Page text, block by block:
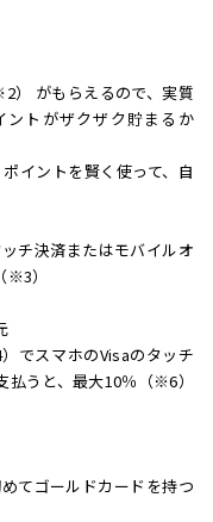
） がもらえるので、実質
ントがザクザク貯まるか
イントを賢く使って、自
チ決済またはモバイルオ
※3）
でスマホのVisaのタッチ
うと、最大10％（※6）
てゴールドカードを持つ